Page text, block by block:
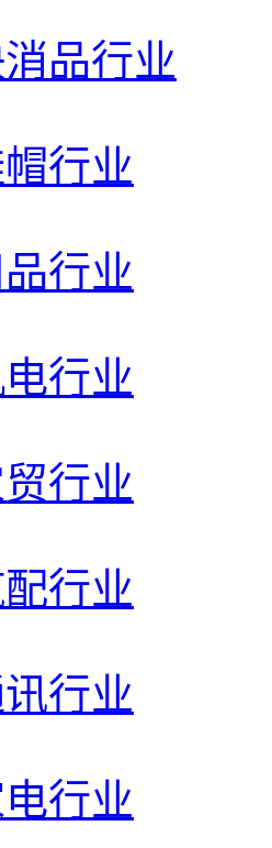
品行业
行业
行业
行业
行业
行业
行业
行业